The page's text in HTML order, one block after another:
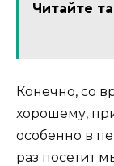
Читайте
Конечно, со
хорошему,
особенно в
раз посетит